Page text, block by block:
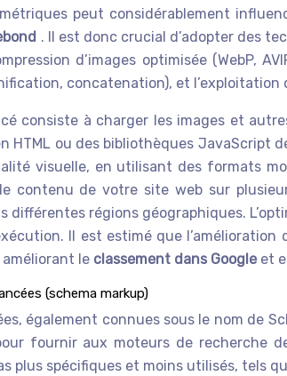
métriques peut considérablement
. Il est donc crucial d’adopter des
d’images optimisée (WebP,
concatenation), et l’exploitation
consiste à charger les images et
HTML ou des bibliothèques JavaScript
visuelle, en utilisant des formats
contenu de votre site web sur
différentes régions géographiques.
Il est estimé que
améliorant le classement dans Google et
(schema markup)
également connues sous le nom de
fournir aux moteurs de recherche
plus spécifiques et moins utilisés, tels